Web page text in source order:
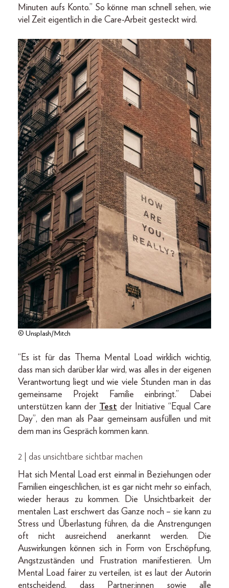
Minuten aufs Konto.” So könne man schnell sehen, wie
viel Zeit eigentlich in die Care-Arbeit gesteckt wird.
© Unsplash/Mitch
“Es ist für das Thema Mental Load wirklich wichtig,
dass man sich darüber klar wird, was alles in der eigenen
Verantwortung liegt und wie viele Stunden man in das
gemeinsame Projekt Familie einbringt.” Dabei
unterstützen kann der
Test der Initiative “Equal Care
Day”, den man als Paar gemeinsam ausfüllen und mit
dem man ins Gespräch kommen kann.
2 | das unsichtbare sichtbar machen
Hat sich Mental Load erst einmal in Beziehungen oder
Familien eingeschlichen, ist es gar nicht mehr so einfach,
wieder heraus zu kommen. Die Unsichtbarkeit der
mentalen Last erschwert das Ganze noch – sie kann zu
Stress und Überlastung führen, da die Anstrengungen
oft nicht ausreichend anerkannt werden. Die
Auswirkungen können sich in Form von Erschöpfung,
Angstzuständen und Frustration manifestieren. Um
Mental Load fairer zu verteilen, ist es laut der Autorin
entscheidend, dass Partner:innen sowie alle